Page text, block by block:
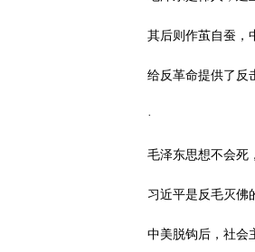
其后则作茧自蚕，
给反革命提供了反
·
毛泽东思想不会死
习近平是反毛灭佛
中美脱钩后，社会